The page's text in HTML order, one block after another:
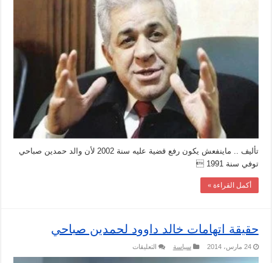
والد
حمدين
صباحي
رفع
ضده
قضية
نفقة
بـ
300
جنيه
مغلقة
تأليف .. ماينفعش يكون رفع قضية عليه سنة 2002 لأن والد حمدين صباحي
توفي سنة 1991 
أكمل القراءة »
حقيقة اتهامات خالد داوود لحمدين صباحي
24 مارس، 2014 سياسة التعليقات